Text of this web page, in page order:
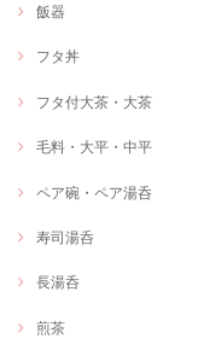
飯器
フタ丼
フタ付大茶・大茶
毛料・大平・中平
ペア碗・ペア湯呑
寿司湯呑
長湯呑
煎茶